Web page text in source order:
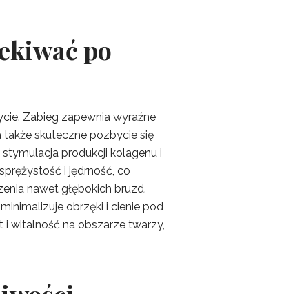
po
Zabieg zapewnia wyraźne
skuteczne pozbycie się
produkcji kolagenu i
i jędrność, co
nawet głębokich bruzd.
obrzęki i cienie pod
witalność na obszarze twarzy,